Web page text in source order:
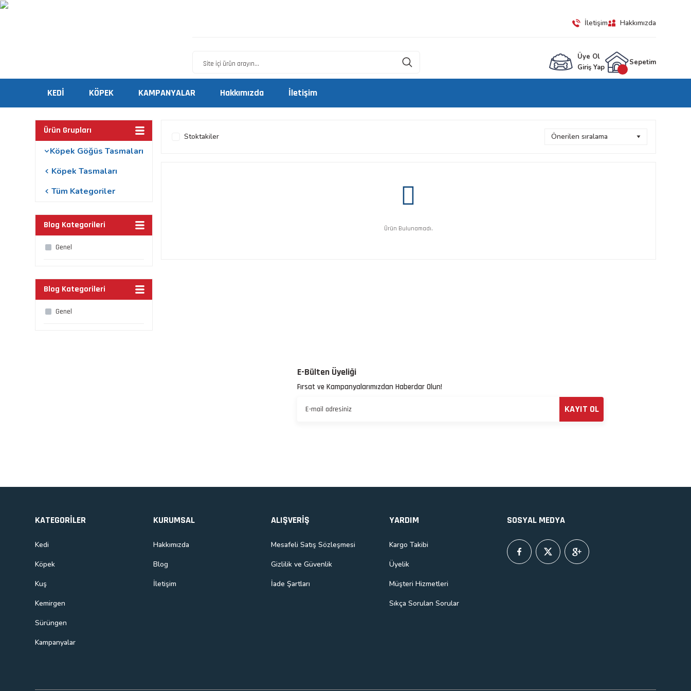
İletişim Hakkımızda
Üye Ol
Giriş Yap
Sepetim
KEDİ KÖPEK KAMPANYALAR Hakkımızda İletişim
Ürün Grupları
Köpek Göğüs Tasmaları
Köpek Tasmaları
Tüm Kategoriler
Blog Kategorileri
Genel
Blog Kategorileri
Genel
Stoktakiler
Ürün Bulunamadı.
E-Bülten Üyeliği
Fırsat ve Kampanyalarımızdan Haberdar Olun!
KAYIT OL
KATEGORİLER
Kedi
Köpek
Kuş
Kemirgen
Sürüngen
Kampanyalar
KURUMSAL
Hakkımızda
Blog
İletişim
ALIŞVERİŞ
Mesafeli Satış Sözleşmesi
Gizlilik ve Güvenlik
İade Şartları
YARDIM
Kargo Takibi
Üyelik
Müşteri Hizmetleri
Sıkça Sorulan Sorular
SOSYAL MEDYA